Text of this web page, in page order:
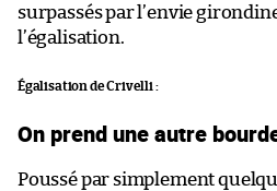
surpassés par l’envie
l’égalisation.
Égalisation de Crivelli :
On prend une autre
Poussé par simplement